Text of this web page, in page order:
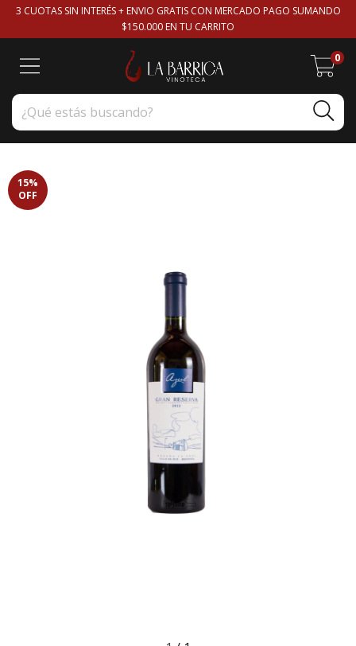
3 CUOTAS SIN INTERÉS + ENVIO GRATIS CON MERCADO PAGO SUMANDO
$150.000 EN TU CARRITO
0
15%
OFF